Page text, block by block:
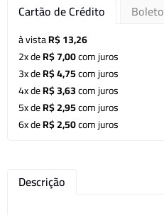
Cartão de Crédito Boleto
à vistaR$ 13,26
2x deR$ 7,00com juros
3x deR$ 4,75com juros
4x deR$ 3,63com juros
5x deR$ 2,95com juros
6x deR$ 2,50com juros
Descrição